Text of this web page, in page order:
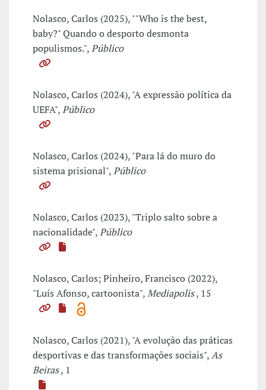
Nolasco, Carlos (2025), ""Who is the best,
baby?" Quando o desporto desmonta
populismos.",Público
Nolasco, Carlos (2024), "A expressão política da
UEFA",Público
Nolasco, Carlos (2024), "Para lá do muro do
sistema prisional",Público
Nolasco, Carlos (2023), "Triplo salto sobre a
nacionalidade",Público
Nolasco, Carlos; Pinheiro, Francisco (2022),
"Luís Afonso, cartoonista",Mediapolis, 15
Nolasco, Carlos (2021), "A evolução das práticas
desportivas e das transformações sociais",As
Beiras, 1